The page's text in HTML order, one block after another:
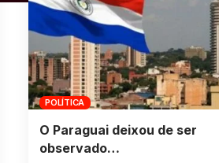
POLÍTICA
O Paraguai deixou de ser
observado…